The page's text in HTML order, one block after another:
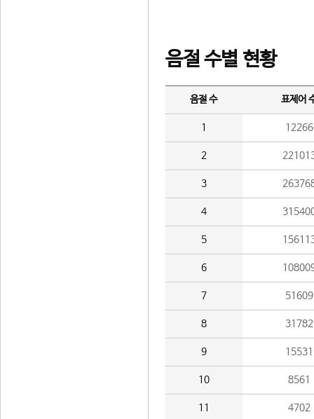
음절 수별 현황
음절 수 표제어
1 12266
2
3
4
5
6
7 51609
8 31782
9 15531
10 8561
11 4702